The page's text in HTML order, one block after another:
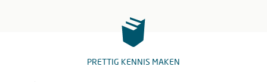
PRETTIG KENNIS MAKEN